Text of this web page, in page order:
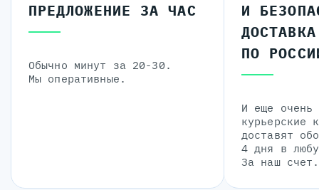
ПРЕДЛОЖЕНИЕ ЗА ЧАС
Обычно минут за 20-30.
Мы оперативные.
И
ДОСТАВКА
ПО
И еще очень
курьерские
доставят
4 дня в
За наш счет.